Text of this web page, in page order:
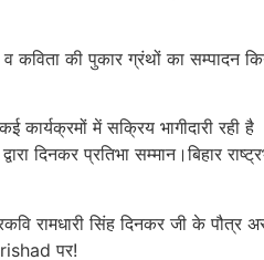
की पुकार ग्रंथों का सम्पादन
में सक्रिय भागीदारी रही है
दिनकर प्रतिभा सम्मान।बिहार
रामधारी सिंह दिनकर जी के पौत्र
पर!